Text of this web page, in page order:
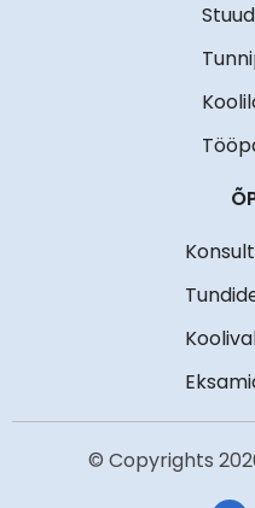
© Copyrights